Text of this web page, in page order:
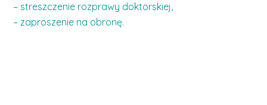
– streszczenie rozprawy doktorskiej,
– zaproszenie na obronę.